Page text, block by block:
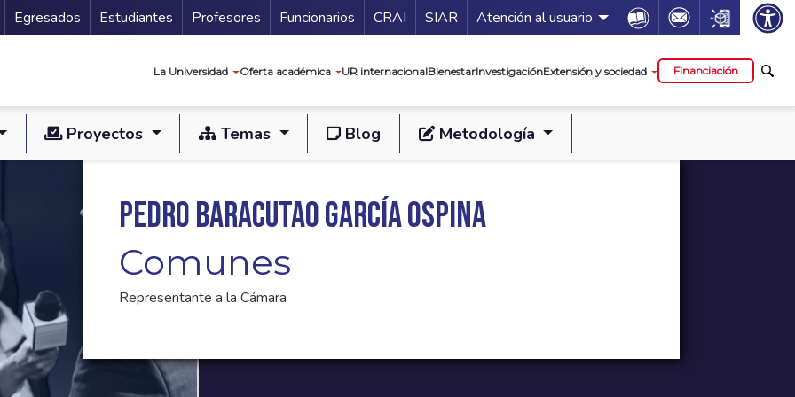
Secundario
Egresados Estudiantes Profesores Funcionarios Guía de servicios
CRAI SIAR Atención al usuario Icon Icon Icon
La Universidad Oferta académica UR internacionalBienestarInvestigaciónExtensión y sociedad Financiación
Proyectos Temas Blog Metodología
Pedro Baracutao García Ospina
Comunes
Representante a la Cámara